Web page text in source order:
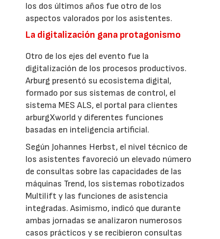
los dos últimos años fue otro de los
aspectos valorados por los asistentes.
La digitalización gana protagonismo
Otro de los ejes del evento fue la
digitalización de los procesos productivos.
Arburg presentó su ecosistema digital,
formado por sus sistemas de control, el
sistema MES ALS, el portal para clientes
arburgXworld y diferentes funciones
basadas en inteligencia artificial.
Según Johannes Herbst, el nivel técnico de
los asistentes favoreció un elevado número
de consultas sobre las capacidades de las
máquinas Trend, los sistemas robotizados
Multilift y las funciones de asistencia
integradas. Asimismo, indicó que durante
ambas jornadas se analizaron numerosos
casos prácticos y se recibieron consultas